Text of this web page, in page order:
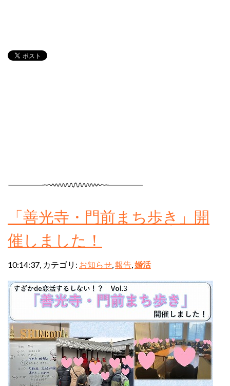
「善光寺・門前まち歩き」開
催しました！
10:14:37, カテゴリ: お知らせ,報告,婚活